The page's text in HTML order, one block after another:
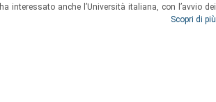
interessato anche l’Università italiana, con l’avvio dei
da Pollenzo, agli atenei di Udine e di
Scopri di più